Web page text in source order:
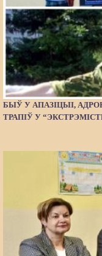
БЫЎ У АПАЗІЦЫІ,
ТРАПІЎ У